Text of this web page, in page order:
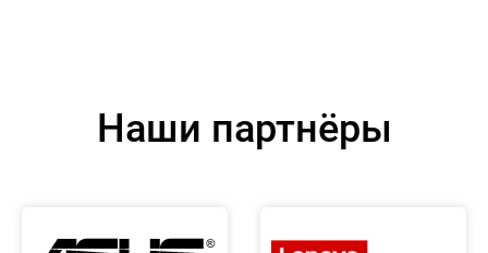
Наши партнёры